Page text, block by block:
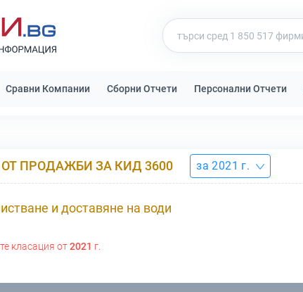
Сравни Компании Сборни Отчети Персонални Отчети
ПРОДАЖБИ ЗА КИД 3600 за 2021 г.
и доставяне на води
класация от2021 г.